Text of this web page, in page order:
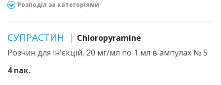
Розподіл за категоріями
СУПРАСТИН
Chloropyramine
Розчин для ін'єкцій, 20 мг/мл по 1 мл в ампулах № 5
4 пак.